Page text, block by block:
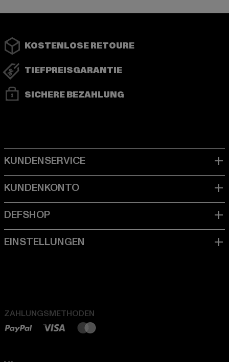
KOSTENLOSE RETOURE
TIEFPREISGARANTIE
SICHERE BEZAHLUNG
ZAHLUNGSMETHODEN